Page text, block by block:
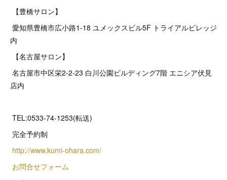
【豊橋サロン】
愛知県豊橋市広小路1-18 ユメックスビル5F トライアルビレッジ
内
【名古屋サロン】
名古屋市中区栄2‐2‐23 白川公園ビルディング7階 エニシア伏見
店内
TEL:0533-74-1253(転送)
完全予約制
http://www.kumi-ohara.com/
お問合せフォーム